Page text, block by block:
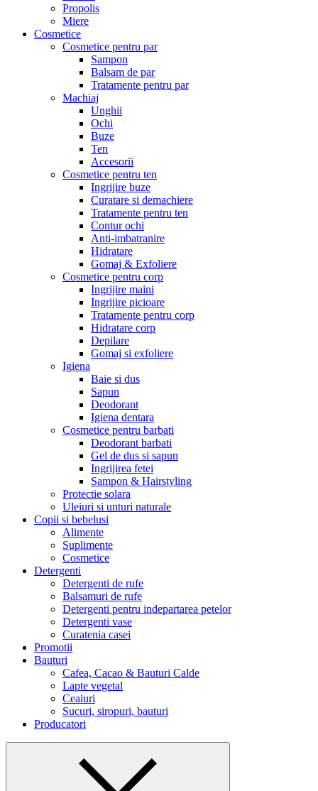
Propolis
Miere
Cosmetice
Cosmetice pentru par
Sampon
Balsam de par
Tratamente pentru par
Machiaj
Unghii
Ochi
Buze
Ten
Accesorii
Cosmetice pentru ten
Ingrijire buze
Curatare si demachiere
Tratamente pentru ten
Contur ochi
Anti-imbatranire
Hidratare
Gomaj & Exfoliere
Cosmetice pentru corp
Ingrijire maini
Ingrijire picioare
Tratamente pentru corp
Hidratare corp
Depilare
Gomaj si exfoliere
Igiena
Baie si dus
Sapun
Deodorant
Igiena dentara
Cosmetice pentru barbati
Deodorant barbati
Gel de dus si sapun
Ingrijirea fetei
Sampon & Hairstyling
Protectie solara
Uleiuri si unturi naturale
Copii si bebelusi
Alimente
Suplimente
Cosmetice
Detergenti
Detergenti de rufe
Balsamuri de rufe
Detergenti pentru indepartarea petelor
Detergenti vase
Curatenia casei
Promotii
Bauturi
Cafea, Cacao & Bauturi Calde
Lapte vegetal
Ceaiuri
Sucuri, siropuri, bauturi
Producatori